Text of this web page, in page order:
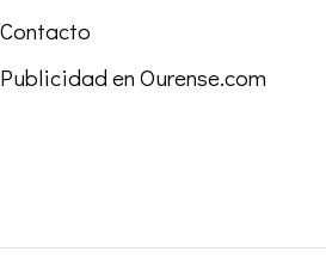
Contacto
Publicidad en Ourense.com